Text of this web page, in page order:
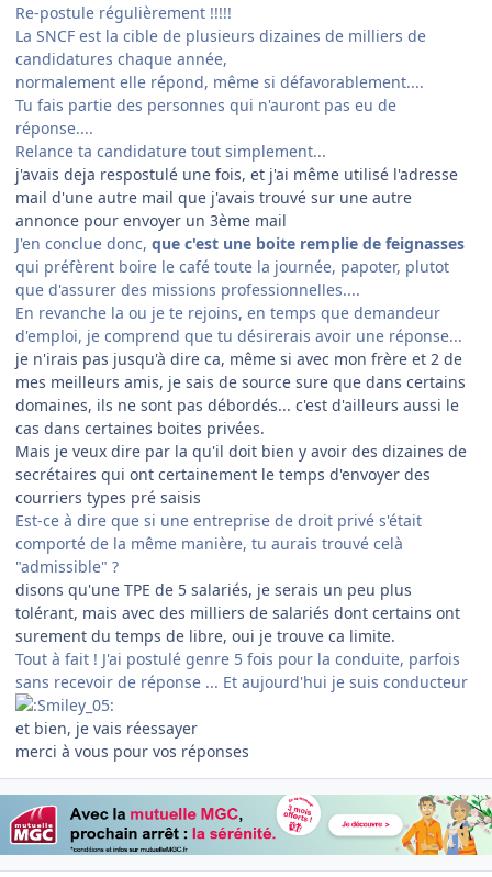
Re-postule régulièrement !!!!!
La SNCF est la cible de plusieurs dizaines de milliers de
candidatures chaque année,
normalement elle répond, même si défavorablement....
Tu fais partie des personnes qui n'auront pas eu de
réponse....
Relance ta candidature tout simplement...
j'avais deja respostulé une fois, et j'ai même utilisé l'adresse
mail d'une autre mail que j'avais trouvé sur une autre
annonce pour envoyer un 3ème mail
J'en conclue donc, que c'est une boite remplie de feignasses
qui préfèrent boire le café toute la journée, papoter, plutot
que d'assurer des missions professionnelles....
En revanche la ou je te rejoins, en temps que demandeur
d'emploi, je comprend que tu désirerais avoir une réponse...
je n'irais pas jusqu'à dire ca, même si avec mon frère et 2 de
mes meilleurs amis, je sais de source sure que dans certains
domaines, ils ne sont pas débordés... c'est d'ailleurs aussi le
cas dans certaines boites privées.
Mais je veux dire par la qu'il doit bien y avoir des dizaines de
secrétaires qui ont certainement le temps d'envoyer des
courriers types pré saisis
Est-ce à dire que si une entreprise de droit privé s'était
comporté de la même manière, tu aurais trouvé celà
"admissible" ?
disons qu'une TPE de 5 salariés, je serais un peu plus
tolérant, mais avec des milliers de salariés dont certains ont
surement du temps de libre, oui je trouve ca limite.
Tout à fait ! J'ai postulé genre 5 fois pour la conduite, parfois
sans recevoir de réponse ... Et aujourd'hui je suis conducteur
et bien, je vais réessayer
merci à vous pour vos réponses